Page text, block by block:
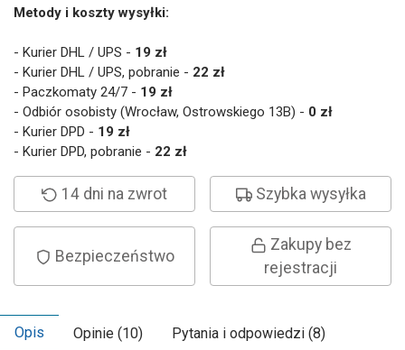
Metody i koszty wysyłki:
- Kurier DHL / UPS - 19 zł
- Kurier DHL / UPS, pobranie - 22 zł
- Paczkomaty 24/7 - 19 zł
- Odbiór osobisty (Wrocław, Ostrowskiego 13B) - 0 zł
- Kurier DPD - 19 zł
- Kurier DPD, pobranie - 22 zł
14 dni na zwrot Szybka wysyłka
Bezpieczeństwo
Zakupy bez
rejestracji
Opis Opinie (10) Pytania i odpowiedzi (8)